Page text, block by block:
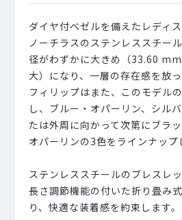
ダイヤ付ベゼルを備えたレディ
ノーチラスのステンレススチー
径がわずかに大きめ（33.60
大）になり、一層の存在感を放
フィリップはまた、このモデル
し、ブルー・オパーリン、シル
たは外周に向かって次第にブラ
オパーリンの3色をラインナップ
ステンレススチールのブレスレ
長さ調節機能の付いた折り畳み
り、快適な装着感を約束します。